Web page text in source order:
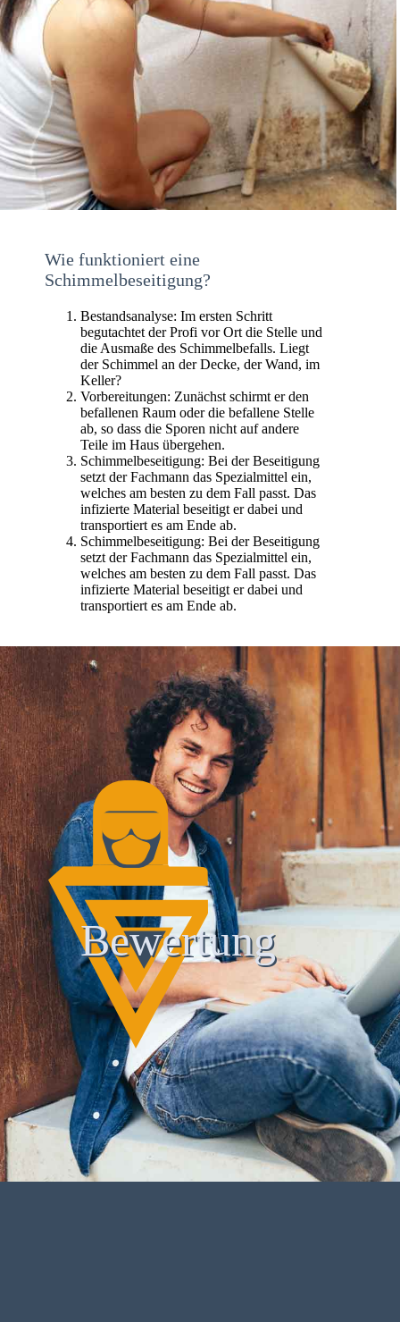
Wie funktioniert eine
Schimmelbeseitigung?
Bestandsanalyse: Im ersten Schritt
begutachtet der Profi vor Ort die Stelle und
die Ausmaße des Schimmelbefalls. Liegt
der Schimmel an der Decke, der Wand, im
Keller?
Vorbereitungen: Zunächst schirmt er den
befallenen Raum oder die befallene Stelle
ab, so dass die Sporen nicht auf andere
Teile im Haus übergehen.
Schimmelbeseitigung: Bei der Beseitigung
setzt der Fachmann das Spezialmittel ein,
welches am besten zu dem Fall passt. Das
infizierte Material beseitigt er dabei und
transportiert es am Ende ab.
Schimmelbeseitigung: Bei der Beseitigung
setzt der Fachmann das Spezialmittel ein,
welches am besten zu dem Fall passt. Das
infizierte Material beseitigt er dabei und
transportiert es am Ende ab.
Bewertung